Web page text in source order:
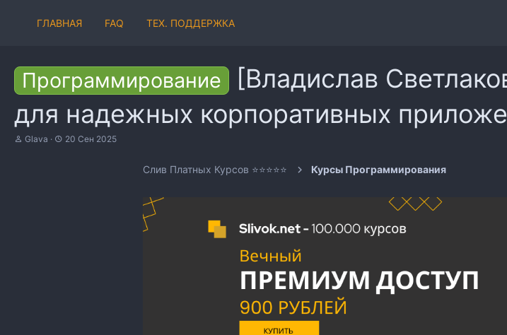
ГЛАВНАЯ FAQ ТЕХ. ПОДДЕРЖКА
Программирование
[Владислав
для надежных корпоративных
А
Glava
Д
20 Сен 2025
Слив Платных Курсов ⭐⭐⭐⭐⭐ Курсы Программирования